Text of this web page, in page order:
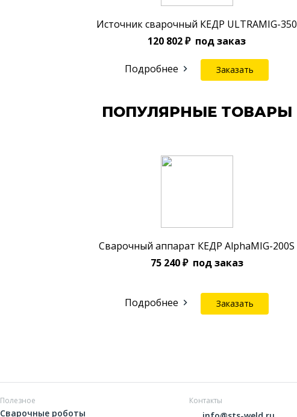
Источник сварочный КЕДР ULTRAMIG-350
120 802 ₽ под заказ
Подробнее Заказать
ПОПУЛЯРНЫЕ ТОВАРЫ
Сварочный аппарат КЕДР AlphaMIG-200S
75 240 ₽ под заказ
Подробнее Заказать
Полезное
Сварочные роботы
Контакты